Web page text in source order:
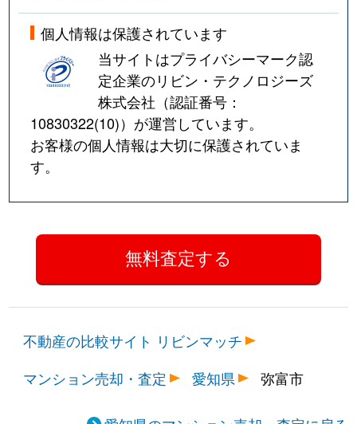
個人情報は保護されています
当サイトはプライバシーマーク認
定企業のリビン・テクノロジーズ
株式会社（認証番号：
10830322(10)）が運営しています。
お客様の個人情報は大切に保護されていま
す。
不動産の比較サイト リビンマッチ
マンション売却・査定
愛知県 弥富市